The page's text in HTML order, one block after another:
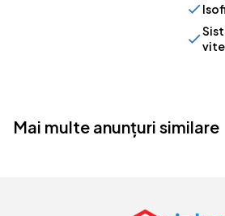
Mai multe anunțuri similare